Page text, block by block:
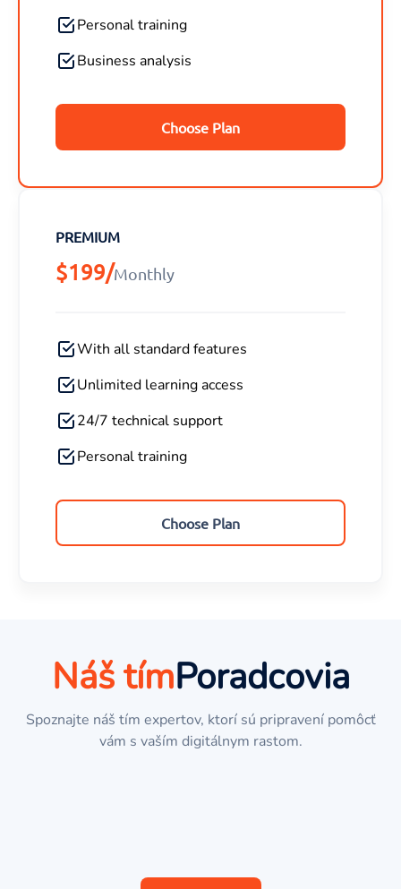
Personal training
Business analysis
Choose Plan
PREMIUM
$199/Monthly
With all standard features
Unlimited learning access
24/7 technical support
Personal training
Choose Plan
Náš tímPoradcovia
Spoznajte náš tím expertov, ktorí sú pripravení pomôcť
vám s vaším digitálnym rastom.
Dianne Russell